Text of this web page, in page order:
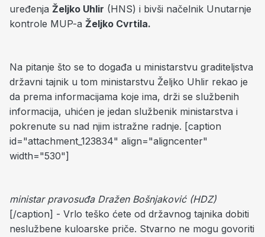
uređenja Željko Uhlir (HNS) i bivši načelnik Unutarnje
kontrole MUP-a Željko Cvrtila.
Na pitanje što se to događa u ministarstvu graditeljstva
državni tajnik u tom ministarstvu Željko Uhlir rekao je
da prema informacijama koje ima, drži se službenih
informacija, uhićen je jedan službenik ministarstva i
pokrenute su nad njim istražne radnje. [caption
id="attachment_123834" align="aligncenter"
width="530"]
ministar pravosuđa Dražen Bošnjaković (HDZ)
[/caption] - Vrlo teško ćete od državnog tajnika dobiti
neslužbene kuloarske priče. Stvarno ne mogu govoriti